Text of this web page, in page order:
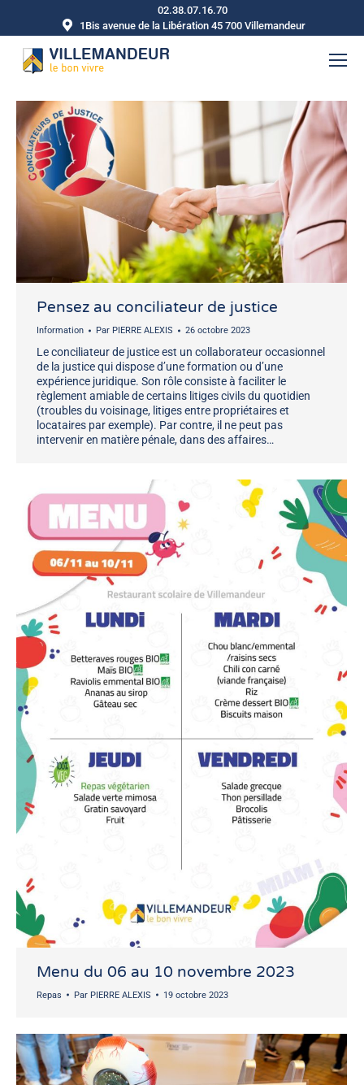
02.38.07.16.70
1Bis avenue de la Libération 45 700 Villemandeur
Pensez au conciliateur de justice
Information Par PIERRE ALEXIS 26 octobre 2023
Le conciliateur de justice est un collaborateur occasionnel
de la justice qui dispose d’une formation ou d’une
expérience juridique. Son rôle consiste à faciliter le
règlement amiable de certains litiges civils du quotidien
(troubles du voisinage, litiges entre propriétaires et
locataires par exemple). Par contre, il ne peut pas
intervenir en matière pénale, dans des affaires…
Menu du 06 au 10 novembre 2023
Repas Par PIERRE ALEXIS 19 octobre 2023